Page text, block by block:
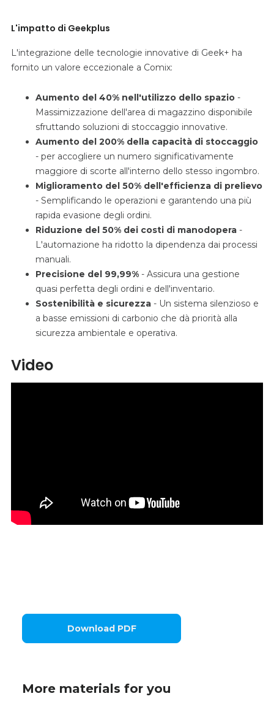
L'impatto di Geekplus
L'integrazione delle tecnologie innovative di Geek+ ha
fornito un valore eccezionale a Comix:
Aumento del 40% nell'utilizzo dello spazio -
Massimizzazione dell'area di magazzino disponibile
sfruttando soluzioni di stoccaggio innovative.
Aumento del 200% della capacità di stoccaggio
- per accogliere un numero significativamente
maggiore di scorte all'interno dello stesso ingombro.
Miglioramento del 50% dell'efficienza di prelievo
- Semplificando le operazioni e garantendo una più
rapida evasione degli ordini.
Riduzione del 50% dei costi di manodopera -
L'automazione ha ridotto la dipendenza dai processi
manuali.
Precisione del 99,99% - Assicura una gestione
quasi perfetta degli ordini e dell'inventario.
Sostenibilità e sicurezza - Un sistema silenzioso e
a basse emissioni di carbonio che dà priorità alla
sicurezza ambientale e operativa.
Video
Download PDF
More materials for you